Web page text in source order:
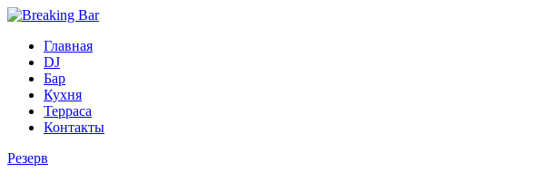
Главная
DJ
Бар
Кухня
Терраса
Контакты
Резерв